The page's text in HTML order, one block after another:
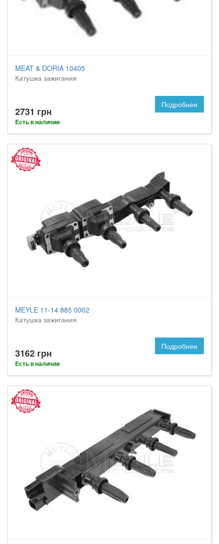
MEAT & DORIA 10405
Катушка зажигания
2731 грн
Есть в наличии
Подробнее
MEYLE 11-14 885 0002
Катушка зажигания
3162 грн
Есть в наличии
Подробнее